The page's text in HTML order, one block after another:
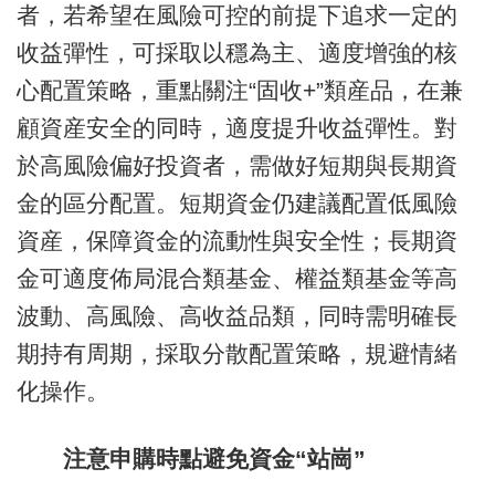
者，若希望在風險可控的前提下追求一定的
收益彈性，可採取以穩為主、適度增強的核
心配置策略，重點關注“固收+”類産品，在兼
顧資産安全的同時，適度提升收益彈性。對
於高風險偏好投資者，需做好短期與長期資
金的區分配置。短期資金仍建議配置低風險
資産，保障資金的流動性與安全性；長期資
金可適度佈局混合類基金、權益類基金等高
波動、高風險、高收益品類，同時需明確長
期持有周期，採取分散配置策略，規避情緒
化操作。
注意申購時點避免資金“站崗”